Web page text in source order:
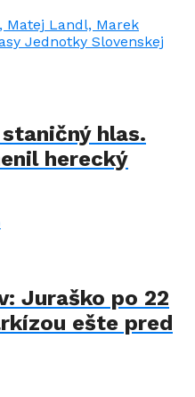
hlas.
herecký
Juraško po 22
ešte pred